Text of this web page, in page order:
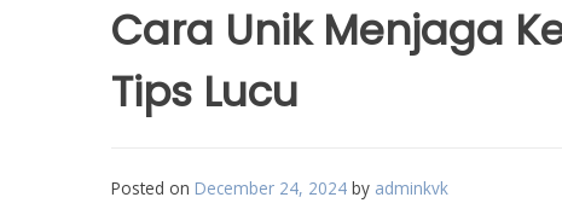
Cara Unik Menjaga
Tips Lucu
Posted on December 24, 2024 by adminkvk